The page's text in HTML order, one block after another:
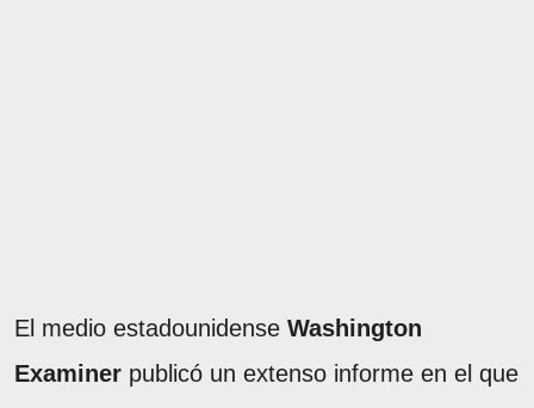
El medio estadounidense Washington
Examiner publicó un extenso informe en el que